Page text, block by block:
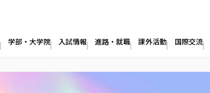
学部・大学院 入試情報 進路・就職 課外活動 国際交流